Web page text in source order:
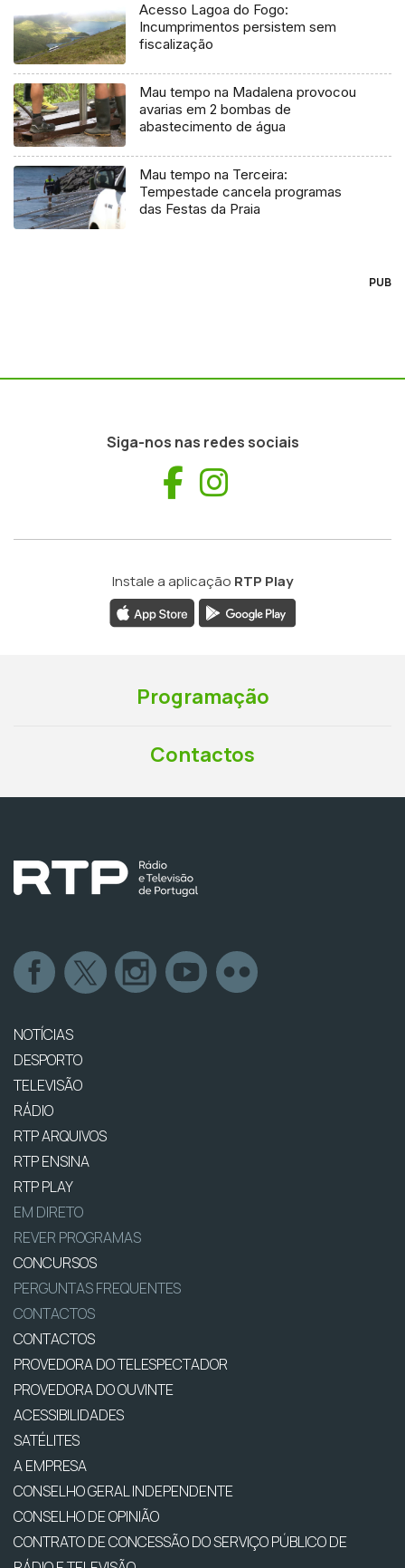
Acesso Lagoa do Fogo:
Incumprimentos persistem sem
fiscalização
Mau tempo na Madalena provocou
avarias em 2 bombas de
abastecimento de água
Mau tempo na Terceira:
Tempestade cancela programas
das Festas da Praia
PUB
Siga-nos nas redes sociais
Facebook
Instale a aplicação RTP Play
Programação
Contactos
NOTÍCIAS
DESPORTO
TELEVISÃO
RÁDIO
RTP ARQUIVOS
RTP ENSINA
RTP PLAY
EM DIRETO
REVER PROGRAMAS
CONCURSOS
PERGUNTAS FREQUENTES
CONTACTOS
CONTACTOS
PROVEDORA DO TELESPECTADOR
PROVEDORA DO OUVINTE
ACESSIBILIDADES
SATÉLITES
A EMPRESA
CONSELHO GERAL INDEPENDENTE
CONSELHO DE OPINIÃO
CONTRATO DE CONCESSÃO DO SERVIÇO PÚBLICO DE